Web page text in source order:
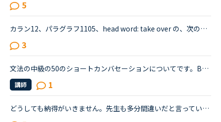
5
カラン12、パラグラフ1105、head word: take over の、次のようなQ （質問）＆A（回答）について、お尋ねします。Qではanother company ですが、Aの後ろの文でthe other company となっている点です。A: In busin...
3
文法の中級の50のショートカンバセーションについてです。Benjamin's son called him at his law firm while he was busy having a meeting. Benjamin &quot;What did my son say?&quot; Secretary &quot;He sai...
講師 1
どうしても納得がいきません。先生も多分間違いだと言っていたし、私も報告して100コインをすでにもらったのでいいのですが…ただ、まだ直ってないのでみなさんの意見を聞きたいです。Grammar Middle 322つめのExe...